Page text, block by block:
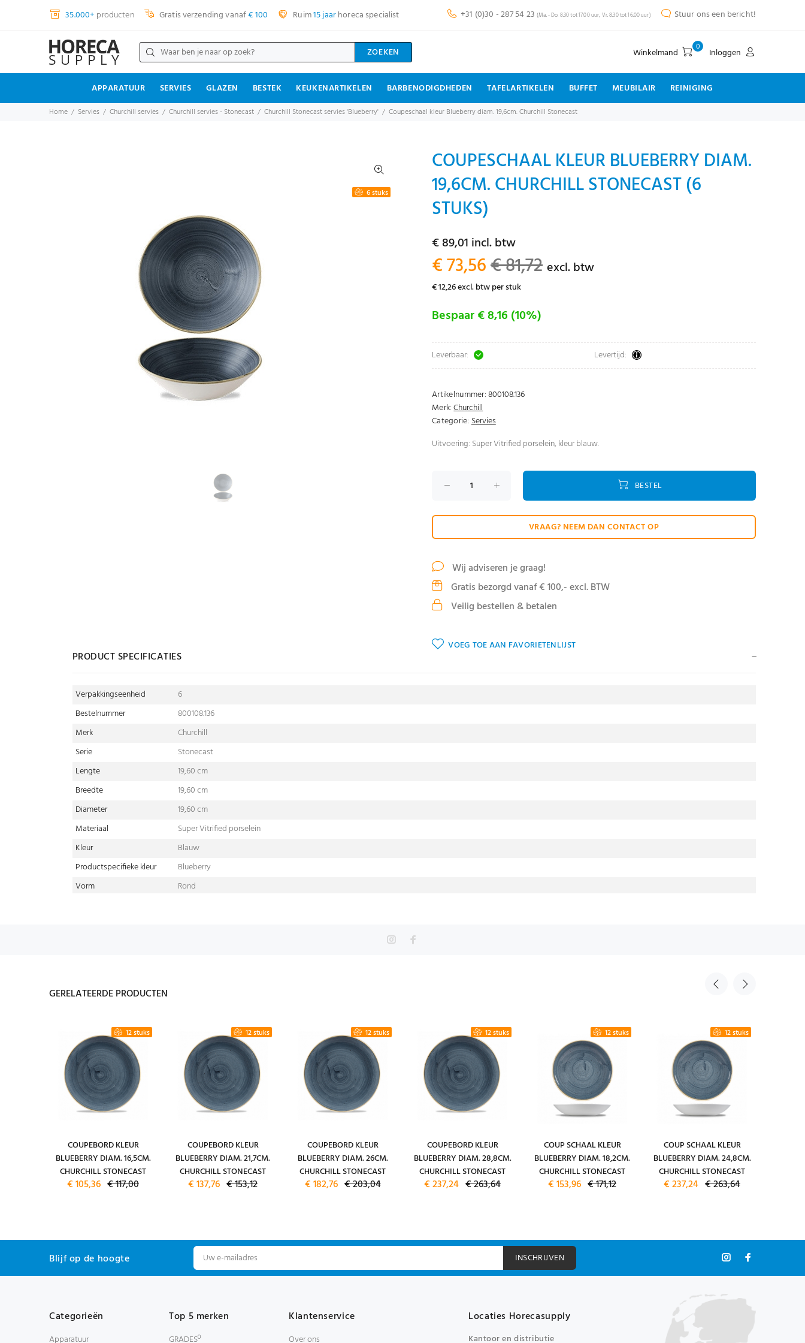
35.000+ producten Gratis verzending vanaf€ 100 Ruim15 jaarhoreca specialist +31 (0)30 - 287 54 23 (Ma. - Do. 8.30 tot 17.00 uur, Vr. 8.30 tot 16.00 uur) Stuur ons een bericht!
ZOEKEN Winkelmand 0 Inloggen
APPARATUUR SERVIES GLAZEN BESTEK KEUKENARTIKELEN BARBENODIGDHEDEN TAFELARTIKELEN BUFFET MEUBILAIR REINIGING
Home Servies Churchill servies Churchill servies - Stonecast Churchill Stonecast servies 'Blueberry' Coupeschaal kleur Blueberry diam. 19,6cm. Churchill Stonecast
6 stuks
COUPESCHAAL KLEUR BLUEBERRY DIAM.
19,6CM. CHURCHILL STONECAST (6
STUKS)
€ 89,01 incl. btw
€ 73,56€ 81,72 excl. btw
€ 12,26 excl. btw per stuk
Bespaar € 8,16 (10%)
Leverbaar: Levertijd:
Artikelnummer:800108.136
Merk:Churchill
Categorie:Servies
Uitvoering: Super Vitrified porselein, kleur blauw.
BESTEL
VRAAG? NEEM DAN CONTACT OP
Wij adviseren je graag!
Gratis bezorgd vanaf € 100,- excl. BTW
Veilig bestellen & betalen
VOEG TOE AAN FAVORIETENLIJST
PRODUCT SPECIFICATIES
Verpakkingseenheid
6
Bestelnummer
800108.136
Merk
Churchill
Serie
Stonecast
Lengte
19,60 cm
Breedte
19,60 cm
Diameter
19,60 cm
Materiaal
Super Vitrified porselein
Kleur
Blauw
Productspecifieke kleur
Blueberry
Vorm
Rond
GERELATEERDE PRODUCTEN
12 stuks
COUPEBORD KLEUR
BLUEBERRY DIAM. 16,5CM.
CHURCHILL STONECAST
€ 105,36 € 117,00
12 stuks
COUPEBORD KLEUR
BLUEBERRY DIAM. 21,7CM.
CHURCHILL STONECAST
€ 137,76 € 153,12
12 stuks
COUPEBORD KLEUR
BLUEBERRY DIAM. 26CM.
CHURCHILL STONECAST
€ 182,76 € 203,04
12 stuks
COUPEBORD KLEUR
BLUEBERRY DIAM. 28,8CM.
CHURCHILL STONECAST
€ 237,24 € 263,64
12 stuks
COUP SCHAAL KLEUR
BLUEBERRY DIAM. 18,2CM.
CHURCHILL STONECAST
€ 153,96 € 171,12
12 stuks
COUP SCHAAL KLEUR
BLUEBERRY DIAM. 24,8CM.
CHURCHILL STONECAST
€ 237,24 € 263,64
Blijf op de hoogte INSCHRIJVEN
Categorieën
Apparatuur
Top 5 merken
GRADESº
Klantenservice
Over ons
Locaties Horecasupply
Kantoor en distributie